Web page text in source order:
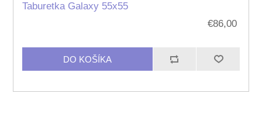
Taburetka Galaxy 55x55
€86,00